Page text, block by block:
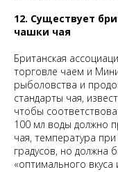
12. Существует
чашки чая
Британская
торговле чаем и
рыболовства и
стандарты чая,
чтобы
100 мл воды должно
чая, температура
градусов, но должна
«оптимального